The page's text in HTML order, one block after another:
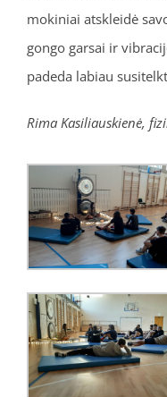
mokiniai atskleidė
gongo garsai ir
padeda labiau
Rima Kasiliauskienė,